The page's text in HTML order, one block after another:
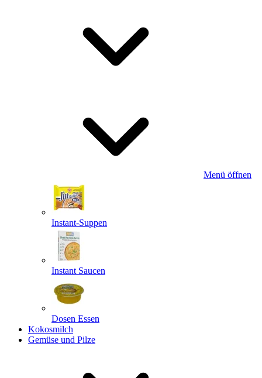
Menü öffnen
Instant-Suppen
Instant Saucen
Dosen Essen
Kokosmilch
Gemüse und Pilze